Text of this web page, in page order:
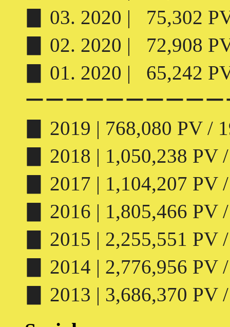
▊ 03. 2020 | 75,302
▊ 02. 2020 | 72,908
▊ 01. 2020 | 65,242
ーーーーーーーーー
▊ 2019 | 768,080 PV /
▊ 2018 | 1,050,238 PV
▊ 2017 | 1,104,207 PV
▊ 2016 | 1,805,466 PV
▊ 2015 | 2,255,551 PV
▊ 2014 | 2,776,956 PV
▊ 2013 | 3,686,370 PV